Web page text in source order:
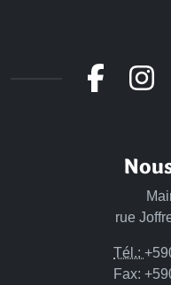
rue
Tél.:
Fax: